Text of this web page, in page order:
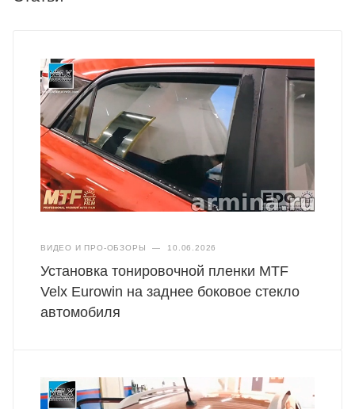
ВИДЕО И ПРО-ОБЗОРЫ — 10.06.2026
Установка тонировочной пленки MTF
Velx Eurowin на заднее боковое стекло
автомобиля